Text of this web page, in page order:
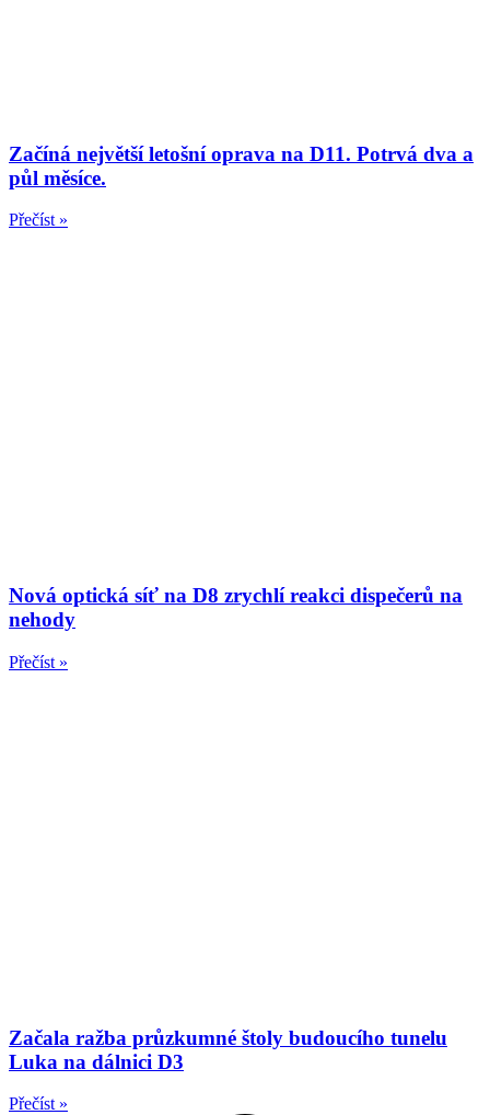
Začíná největší letošní oprava na D11. Potrvá dva a
půl měsíce.
Přečíst »
Nová optická síť na D8 zrychlí reakci dispečerů na
nehody
Přečíst »
Začala ražba průzkumné štoly budoucího tunelu
Luka na dálnici D3
Přečíst »